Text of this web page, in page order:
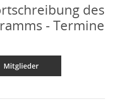
des
- Termine
Mitglieder